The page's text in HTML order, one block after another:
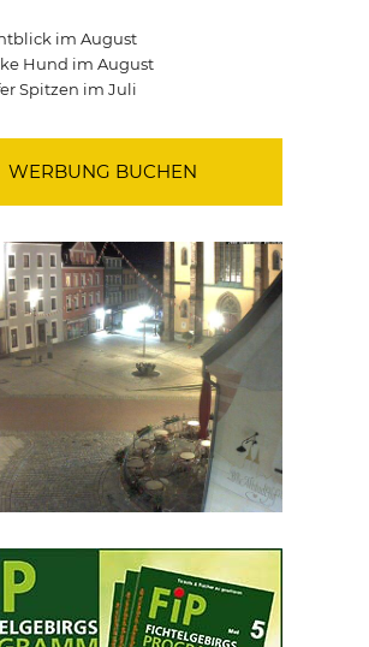
im August
Hund im August
Spitzen im Juli
WERBUNG BUCHEN